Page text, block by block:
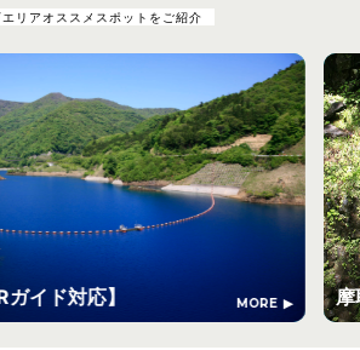
エリアオススメスポットをご紹介
イド対応】 MORE 摩